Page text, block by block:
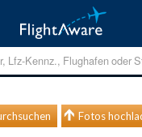
Fotos